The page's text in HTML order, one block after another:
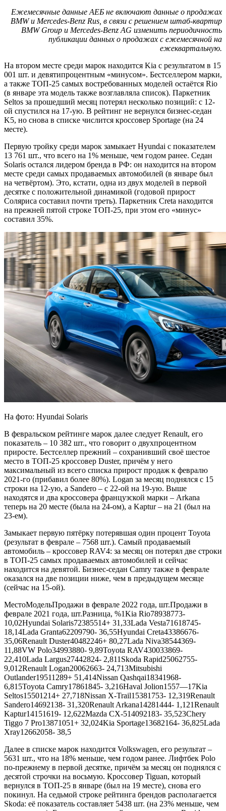
Ежемесячные данные АЕБ не включают данные о продажах
BMW и Mercedes-Benz Rus, в связи с решением штаб-квартир
BMW Group и Mercedes-Benz AG изменить периодичность
публикации данных о продажах с ежемесячной на
ежеквартальную.
На втором месте среди марок находится Kia с результатом в 15
001 шт. и девятипроцентным «минусом». Бестселлером марки,
а также ТОП-25 самых востребованных моделей остаётся Rio
(в январе эта модель также возглавляла список). Паркетник
Seltos за прошедший месяц потерял несколько позиций: с 12-
ой спустился на 17-ую. В рейтинг не вернулся бизнес-седан
K5, но снова в списке числится кроссовер Sportage (на 24
месте).
Первую тройку среди марок замыкает Hyundai с показателем
13 761 шт., что всего на 1% меньше, чем годом ранее. Седан
Solaris остался лидером бренда в РФ: он находится на втором
месте среди самых продаваемых автомобилей (в январе был
на четвёртом). Это, кстати, одна из двух моделей в первой
десятке с положительной динамикой (годовой прирост
Соляриса составил почти треть). Паркетник Creta находится
на прежней пятой строке ТОП-25, при этом его «минус»
составил 35%.
На фото: Hyundai Solaris
В февральском рейтинге марок далее следует Renault, его
показатель – 10 382 шт., что говорит о двухпроцентном
приросте. Бестселлер прежний – сохранивший своё шестое
место в ТОП-25 кроссовер Duster, причём у него
максимальный из всего списка прирост продаж к февралю
2021-го (прибавил более 80%). Logan за месяц поднялся с 15
строки на 12-ую, а Sandero – с 22-ой на 19-ую. Выше
находятся и два кроссовера французской марки – Arkana
теперь на 20 месте (была на 24-ом), а Kaptur – на 21 (был на
23-ем).
Замыкает первую пятёрку потерявшая один процент Toyota
(результат в феврале – 7568 шт.). Самый продаваемый
автомобиль – кроссовер RAV4: за месяц он потерял две строки
в ТОП-25 самых продаваемых автомобилей и сейчас
находится на девятой. Бизнес-седан Camry также в феврале
оказался на две позиции ниже, чем в предыдущем месяце
(сейчас на 15-ой).
МестоМодельПродажи в феврале 2022 года, шт.Продажи в
феврале 2021 года, шт.Разница, %1Kia Rio78938773-
10,02Hyundai Solaris72385514+ 31,33Lada Vesta71618745-
18,14Lada Granta62209790- 36,55Hyundai Creta43386676-
35,06Renault Duster40482246+ 80,27Lada Niva38544369-
11,88VW Polo34993880- 9,89Toyota RAV430033869-
22,410Lada Largus27442824- 2,811Skoda Rapid25062755-
9,012Renault Logan20062663- 24,713Mitsubishi
Outlander19511289+ 51,414Nissan Qashqai18341968-
6,815Toyota Camry17861845- 3,216Haval Jolion1557—17Kia
Seltos15501214+ 27,718Nissan X-Trail15381753- 12,319Renault
Sandero14692138- 31,320Renault Arkana14281444- 1,121Renault
Kaptur14151619- 12,622Mazda CX-514092183- 35,523Chery
Tiggo 7 Pro13871051+ 32,024Kia Sportage13682164- 36,825Lada
Xray12662058- 38,5
Далее в списке марок находится Volkswagen, его результат –
5631 шт., что на 18% меньше, чем годом ранее. Лифтбек Polo
по-прежнему в первой десятке, причём за месяц он поднялся с
десятой строчки на восьмую. Кроссовер Tiguan, который
вернулся в ТОП-25 в январе (был на 19 месте), снова его
покинул. На седьмой строке рейтинга брендов располагается
Skoda: её показатель составляет 5438 шт. (на 23% меньше, чем